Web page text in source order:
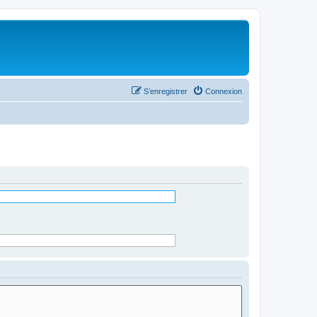
Connexion
S’enregistrer